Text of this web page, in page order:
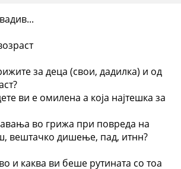
за деца (свои, дадилка) и од
ви е омилена а која најтешка за
во грижа при повреда на
вештачко дишење, пад, итнн?
и каква ви беше рутината со тоа